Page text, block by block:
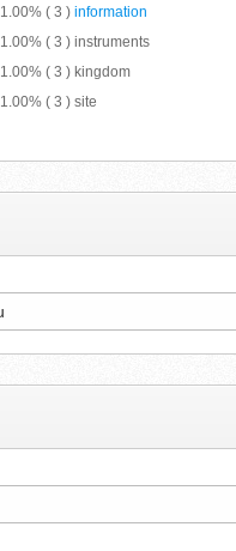
1.00% ( 3 ) information
1.00% ( 3 ) instruments
1.00% ( 3 ) kingdom
1.00% ( 3 ) site